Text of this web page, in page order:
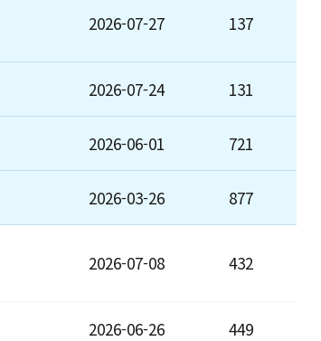
2026-07-27 137
2026-07-24 131
2026-06-01 721
2026-03-26 877
2026-07-08 432
2026-06-26 449